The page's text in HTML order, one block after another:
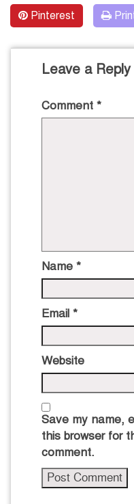
Pinterest
Leave a Reply
Comment *
Name *
Email *
Website
Save my name,
this browser for
comment.